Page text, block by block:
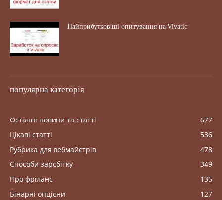
Найприбутковіші опитування на Vivatic
популярна категорія
Останні новини та статті
677
Цікаві статті
536
Рубрика для вебмайстрів
478
Способи заробітку
349
Про фріланс
135
Бінарні опціони
127